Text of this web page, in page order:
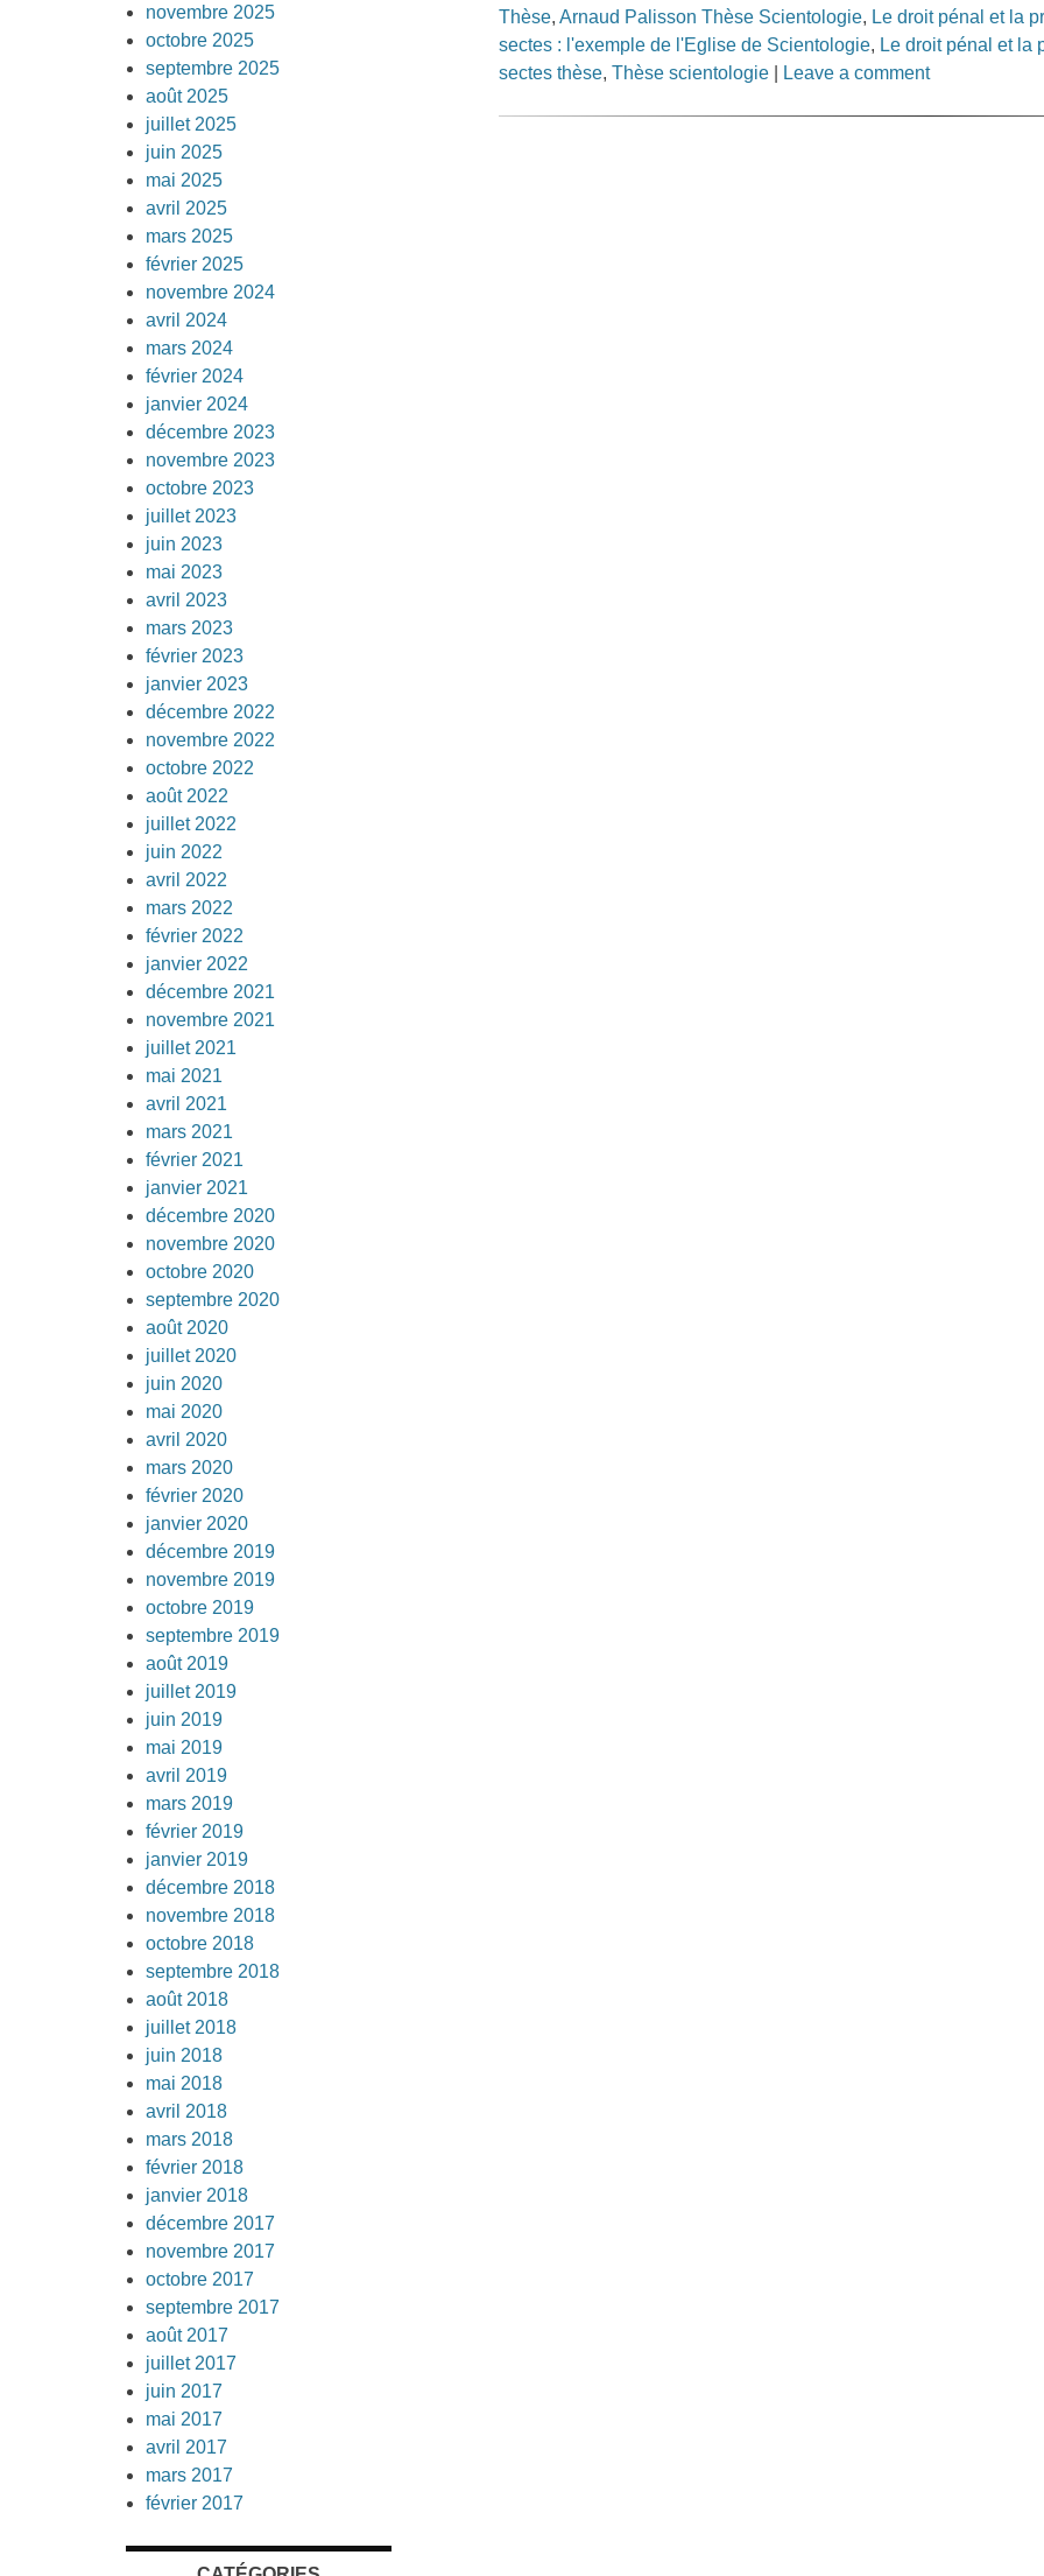
Thèse,Arnaud Palisson Thèse Scientologie, Le droit pénal et la
sectes : l'exemple de l'Eglise de Scientologie, Le droit pénal et la
sectes thèse,Thèse scientologie Leave a comment
novembre 2025
octobre 2025
septembre 2025
août 2025
juillet 2025
juin 2025
mai 2025
avril 2025
mars 2025
février 2025
novembre 2024
avril 2024
mars 2024
février 2024
janvier 2024
décembre 2023
novembre 2023
octobre 2023
juillet 2023
juin 2023
mai 2023
avril 2023
mars 2023
février 2023
janvier 2023
décembre 2022
novembre 2022
octobre 2022
août 2022
juillet 2022
juin 2022
avril 2022
mars 2022
février 2022
janvier 2022
décembre 2021
novembre 2021
juillet 2021
mai 2021
avril 2021
mars 2021
février 2021
janvier 2021
décembre 2020
novembre 2020
octobre 2020
septembre 2020
août 2020
juillet 2020
juin 2020
mai 2020
avril 2020
mars 2020
février 2020
janvier 2020
décembre 2019
novembre 2019
octobre 2019
septembre 2019
août 2019
juillet 2019
juin 2019
mai 2019
avril 2019
mars 2019
février 2019
janvier 2019
décembre 2018
novembre 2018
octobre 2018
septembre 2018
août 2018
juillet 2018
juin 2018
mai 2018
avril 2018
mars 2018
février 2018
janvier 2018
décembre 2017
novembre 2017
octobre 2017
septembre 2017
août 2017
juillet 2017
juin 2017
mai 2017
avril 2017
mars 2017
février 2017